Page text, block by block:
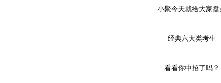
小聚今天就给大家盘
经典六大类考生
看看你中招了吗？